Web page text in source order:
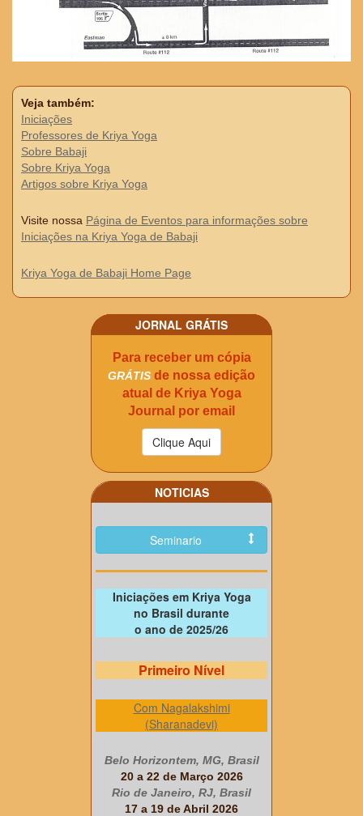
Veja também:
Iniciações
Professores de Kriya Yoga
Sobre Babaji
Sobre Kriya Yoga
Artigos sobre Kriya Yoga
Visite nossa Página de Eventos para informações sobre
Iniciações na Kriya Yoga de Babaji
Kriya Yoga de Babaji Home Page
JORNAL GRÁTIS
Para receber um cópia
GRÁTIS de nossa edição
atual de Kriya Yoga
Journal por email
NOTICIAS
Seminario
Iniciações em Kriya Yoga
no Brasil durante
o ano de 2025/26
Primeiro Nível
Com Nagalakshimi
(Sharanadevi)
Belo Horizontem, MG, Brasil
20 a 22 de Março 2026
Rio de Janeiro, RJ, Brasil
17 a 19 de Abril 2026